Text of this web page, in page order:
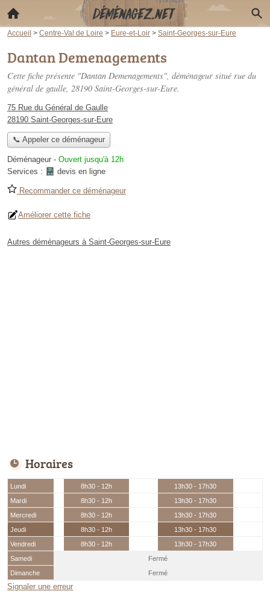
Accueil > Centre-Val de Loire > Eure-et-Loir > Saint-Georges-sur-Eure
Dantan Demenagements
Cette fiche présente "Dantan Demenagements", déménageur situé rue du
général de gaulle, 28190 Saint-Georges-sur-Eure.
75 Rue du Général de Gaulle
28190 Saint-Georges-sur-Eure
📞 Appeler ce déménageur
Déménageur - Ouvert jusqu'à 12h
Services :
devis en ligne
Recommander ce déménageur
Améliorer cette fiche
Autres déménageurs à Saint-Georges-sur-Eure
Horaires
Lundi 8h30 - 12h
13h30 - 17h30
Mardi
8h30 - 12h
13h30 - 17h30
Mercredi
8h30 - 12h
13h30 - 17h30
Jeudi
8h30 - 12h
13h30 - 17h30
Vendredi
8h30 - 12h
13h30 - 17h30
Samedi
Fermé
Dimanche
Fermé
Signaler une erreur